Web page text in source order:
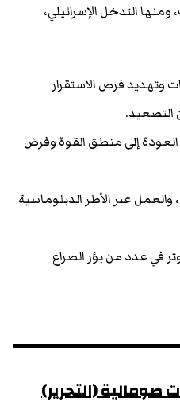
التدخل الإسرائيلي،
وتهديد فرص الاستقرار
التصعيد.
العودة إلى منطق القوة وفرض
والعمل عبر الأطر الدبلوماسية
في عدد من بؤر الصراع
صومالية (التحرير)